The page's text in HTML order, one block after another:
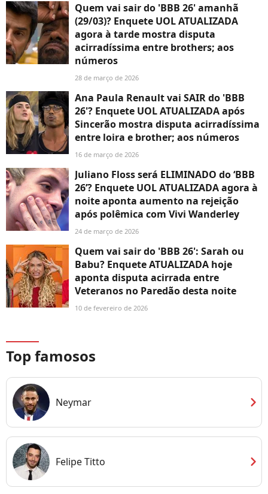
Quem vai sair do 'BBB 26' amanhã
(29/03)? Enquete UOL ATUALIZADA
agora à tarde mostra disputa
acirradíssima entre brothers; aos
números
28 de março de 2026
Ana Paula Renault vai SAIR do 'BBB
26'? Enquete UOL ATUALIZADA após
Sincerão mostra disputa acirradíssima
entre loira e brother; aos números
16 de março de 2026
Juliano Floss será ELIMINADO do ‘BBB
26’? Enquete UOL ATUALIZADA agora à
noite aponta aumento na rejeição
após polêmica com Vivi Wanderley
24 de março de 2026
Quem vai sair do 'BBB 26': Sarah ou
Babu? Enquete ATUALIZADA hoje
aponta disputa acirrada entre
Veteranos no Paredão desta noite
10 de fevereiro de 2026
Top famosos
Neymar chevron_right
Felipe Titto chevron_right